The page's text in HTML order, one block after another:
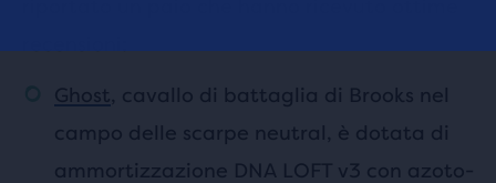
riportato un paio che hanno ricevuto ottime
Ghost, cavallo di battaglia di Brooks nel
campo delle scarpe neutral, è dotata di
ammortizzazione DNA LOFT v3 con azoto-